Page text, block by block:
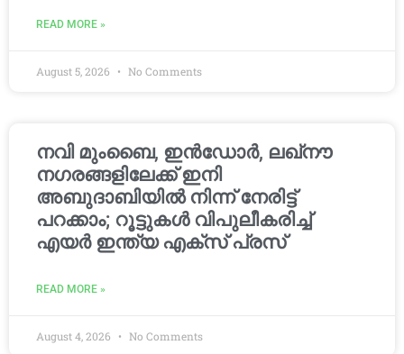
READ MORE »
August 5, 2026 No Comments
നവി മുംബൈ, ഇൻഡോർ, ലഖ്നൗ
നഗരങ്ങളിലേക്ക് ഇനി
അബുദാബിയിൽ നിന്ന് നേരിട്ട്
പറക്കാം; റൂട്ടുകൾ വിപുലീകരിച്ച്
എയർ ഇന്ത്യ എക്സ് പ്രസ്
READ MORE »
August 4, 2026 No Comments